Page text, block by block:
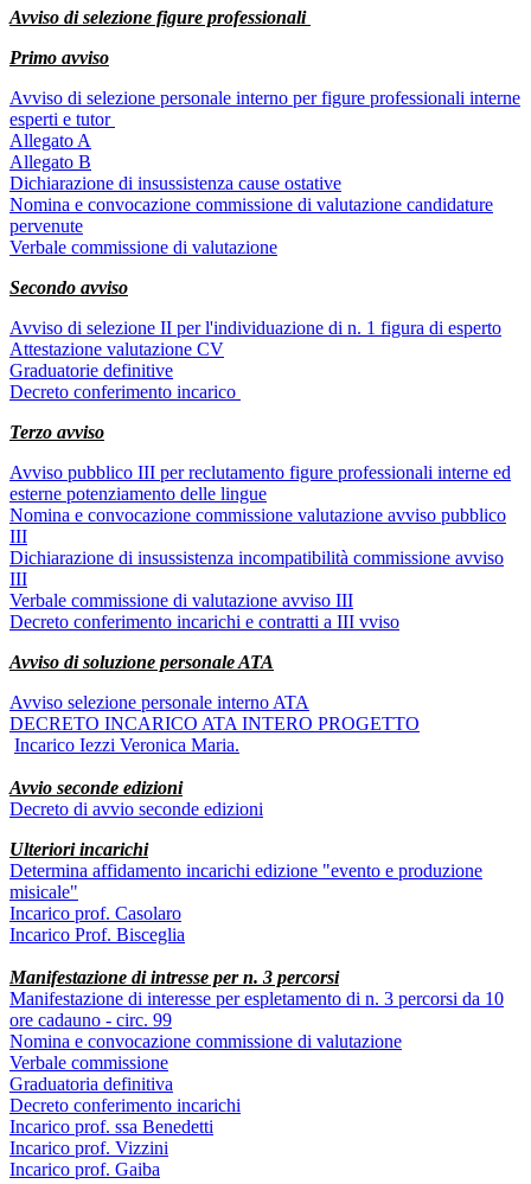
Avviso di selezione figure professionali
Primo avviso
Avviso di selezione personale interno per figure professionali interne
esperti e tutor
Allegato A
Allegato B
Dichiarazione di insussistenza cause ostative
Nomina e convocazione commissione di valutazione candidature
pervenute
Verbale commissione di valutazione
Secondo avviso
Avviso di selezione II per l'individuazione di n. 1 figura di esperto
Attestazione valutazione CV
Graduatorie definitive
Decreto conferimento incarico
Terzo avviso
Avviso pubblico III per reclutamento figure professionali interne ed
esterne potenziamento delle lingue
Nomina e convocazione commissione valutazione avviso pubblico
III
Dichiarazione di insussistenza incompatibilità commissione avviso
III
Verbale commissione di valutazione avviso III
Decreto conferimento incarichi e contratti a III vviso
Avviso di soluzione personale ATA
Avviso selezione personale interno ATA
DECRETO INCARICO ATA INTERO PROGETTO
Incarico Iezzi Veronica Maria.
Avvio seconde edizioni
Decreto di avvio seconde edizioni
Ulteriori incarichi
Determina affidamento incarichi edizione "evento e produzione
misicale"
Incarico prof. Casolaro
Incarico Prof. Bisceglia
Manifestazione di intresse per n. 3 percorsi
Manifestazione di interesse per espletamento di n. 3 percorsi da 10
ore cadauno - circ. 99
Nomina e convocazione commissione di valutazione
Verbale commissione
Graduatoria definitiva
Decreto conferimento incarichi
Incarico prof. ssa Benedetti
Incarico prof. Vizzini
Incarico prof. Gaiba